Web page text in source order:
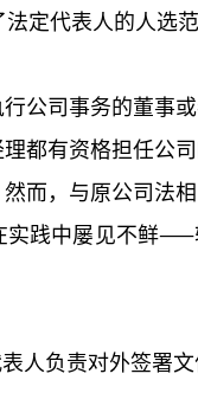
法定代表人的人选
司事务的董事
都有资格担任公
而，与原公司
践中屡见不鲜——
人负责对外签署